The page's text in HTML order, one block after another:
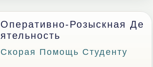
Оперативно-Розыскная Де
Ятельность
Скорая Помощь Студенту